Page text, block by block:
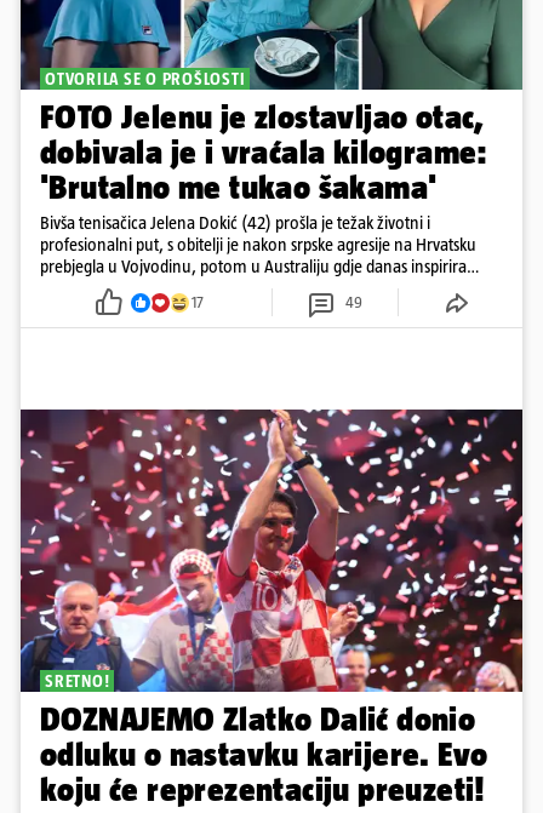
OTVORILA SE O PROŠLOSTI
FOTO Jelenu je zlostavljao otac,
dobivala je i vraćala kilograme:
'Brutalno me tukao šakama'
Bivša tenisačica Jelena Dokić (42) prošla je težak životni i
profesionalni put, s obitelji je nakon srpske agresije na Hrvatsku
prebjegla u Vojvodinu, potom u Australiju gdje danas inspirira
17 49
SRETNO!
DOZNAJEMO Zlatko Dalić donio
odluku o nastavku karijere. Evo
koju će reprezentaciju preuzeti!